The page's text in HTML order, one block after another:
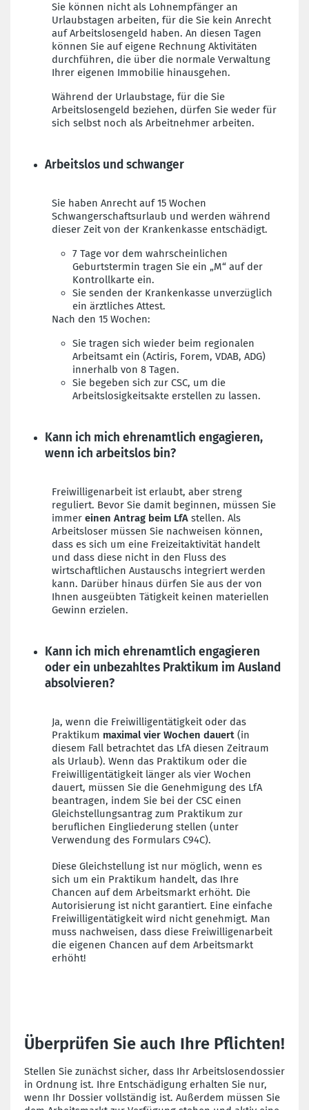
Sie können nicht als Lohnempfänger an
Urlaubstagen arbeiten, für die Sie kein Anrecht
auf Arbeitslosengeld haben. An diesen Tagen
können Sie auf eigene Rechnung Aktivitäten
durchführen, die über die normale Verwaltung
Ihrer eigenen Immobilie hinausgehen.
Während der Urlaubstage, für die Sie
Arbeitslosengeld beziehen, dürfen Sie weder für
sich selbst noch als Arbeitnehmer arbeiten.
Arbeitslos und schwanger
Sie haben Anrecht auf 15 Wochen
Schwangerschaftsurlaub und werden während
dieser Zeit von der Krankenkasse entschädigt.
7 Tage vor dem wahrscheinlichen
Geburtstermin tragen Sie ein „M“ auf der
Kontrollkarte ein.
Sie senden der Krankenkasse unverzüglich
ein ärztliches Attest.
Nach den 15 Wochen:
Sie tragen sich wieder beim regionalen
Arbeitsamt ein (Actiris, Forem, VDAB, ADG)
innerhalb von 8 Tagen.
Sie begeben sich zur CSC, um die
Arbeitslosigkeitsakte erstellen zu lassen.
Kann ich mich ehrenamtlich engagieren,
wenn ich arbeitslos bin?
Freiwilligenarbeit ist erlaubt, aber streng
reguliert. Bevor Sie damit beginnen, müssen Sie
immer einen Antrag beim LfA stellen. Als
Arbeitsloser müssen Sie nachweisen können,
dass es sich um eine Freizeitaktivität handelt
und dass diese nicht in den Fluss des
wirtschaftlichen Austauschs integriert werden
kann. Darüber hinaus dürfen Sie aus der von
Ihnen ausgeübten Tätigkeit keinen materiellen
Gewinn erzielen.
Kann ich mich ehrenamtlich engagieren
oder ein unbezahltes Praktikum im Ausland
absolvieren?
Ja, wenn die Freiwilligentätigkeit oder das
Praktikum maximal vier Wochen dauert (in
diesem Fall betrachtet das LfA diesen Zeitraum
als Urlaub). Wenn das Praktikum oder die
Freiwilligentätigkeit länger als vier Wochen
dauert, müssen Sie die Genehmigung des LfA
beantragen, indem Sie bei der CSC einen
Gleichstellungsantrag zum Praktikum zur
beruflichen Eingliederung stellen (unter
Verwendung des Formulars C94C).
Diese Gleichstellung ist nur möglich, wenn es
sich um ein Praktikum handelt, das Ihre
Chancen auf dem Arbeitsmarkt erhöht. Die
Autorisierung ist nicht garantiert. Eine einfache
Freiwilligentätigkeit wird nicht genehmigt. Man
muss nachweisen, dass diese Freiwilligenarbeit
die eigenen Chancen auf dem Arbeitsmarkt
erhöht!
Überprüfen Sie auch Ihre Pflichten!
Stellen Sie zunächst sicher, dass Ihr Arbeitslosendossier
in Ordnung ist. Ihre Entschädigung erhalten Sie nur,
wenn Ihr Dossier vollständig ist. Außerdem müssen Sie